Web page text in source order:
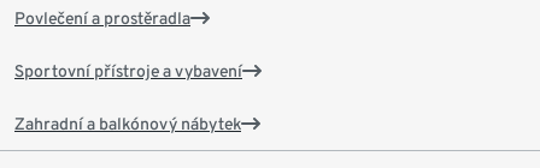
Povlečení a prostěradla
Sportovní přístroje a vybavení
Zahradní a balkónový nábytek